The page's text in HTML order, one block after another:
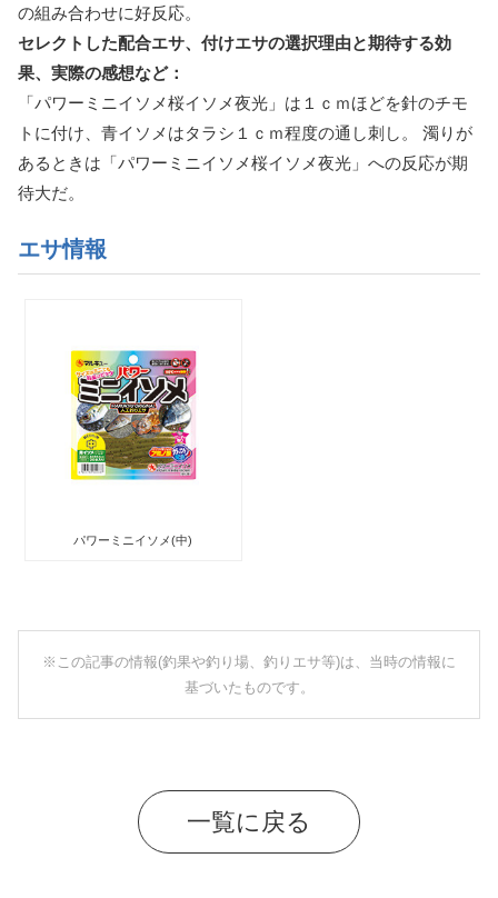
の組み合わせに好反応。
セレクトした配合エサ、付けエサの選択理由と期待する効
果、実際の感想など：
「パワーミニイソメ桜イソメ夜光」は１ｃｍほどを針のチモ
トに付け、青イソメはタラシ１ｃｍ程度の通し刺し。 濁りが
あるときは「パワーミニイソメ桜イソメ夜光」への反応が期
待大だ。
エサ情報
パワーミニイソメ(中)
※この記事の情報(釣果や釣り場、釣りエサ等)は、当時の情報に
基づいたものです。
一覧に戻る